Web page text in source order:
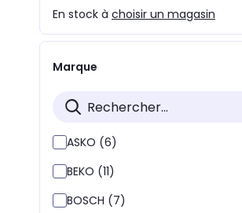
En stock à choisir un magasin
Marque
ASKO (6)
BEKO (11)
BOSCH (7)